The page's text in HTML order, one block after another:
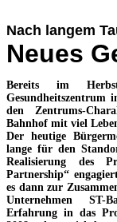
Nach langem
Neues
Bereits im
Gesundheitszentrum
den Zentrums-
Bahnhof mit viel
Der heutige
lange für den
Realisierung des
Partnership“
es dann zur
Unternehmen
Erfahrung in das